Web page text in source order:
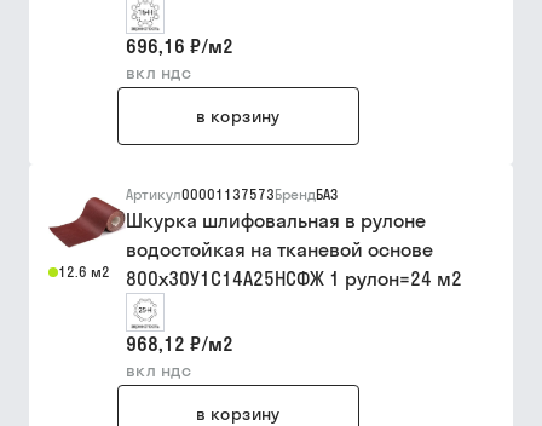
696,16 ₽/м2
вкл ндс
в корзину
12.6 м2
Артикул00001137573БрендБАЗ
Шкурка шлифовальная в рулоне
водостойкая на тканевой основе
800х30У1С14А25НСФЖ 1 рулон=24 м2
968,12 ₽/м2
вкл ндс
в корзину